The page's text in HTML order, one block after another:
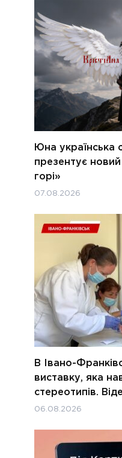
Юна українська
презентує
горі»
07.08.2026
В Івано-
виставку, яка
стереотипів.
06.08.2026